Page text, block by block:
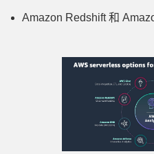
Amazon Redshift 和